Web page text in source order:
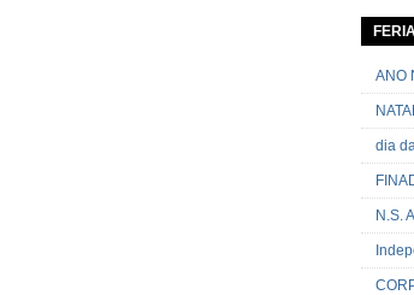
onde
ANO
NATAL
dia
N.S.